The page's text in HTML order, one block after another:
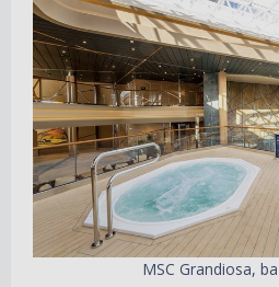
MSC Grandiosa,